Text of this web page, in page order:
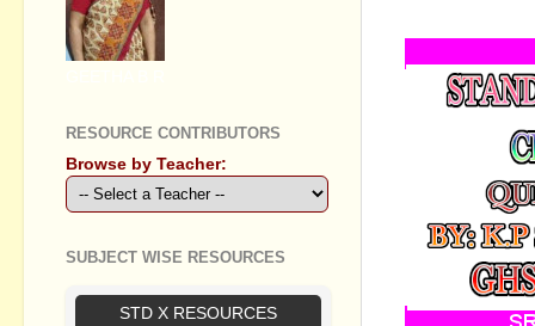
RESOURCE CONTRIBUTORS
Browse by Teacher:
SUBJECT WISE RESOURCES
STD X RESOURCES